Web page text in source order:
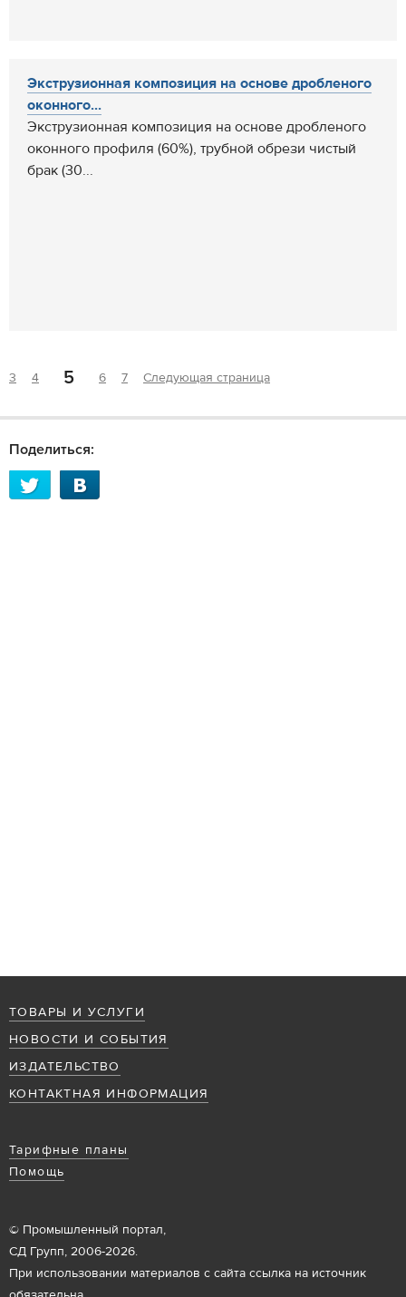
Экструзионная композиция на основе дробленого
оконного...
Экструзионная композиция на основе дробленого
оконного профиля (60%), трубной обрези чистый
брак (30...
3 4 5 6 7 Следующая страница
Поделиться:
ТОВАРЫ И УСЛУГИ
НОВОСТИ И СОБЫТИЯ
ИЗДАТЕЛЬСТВО
КОНТАКТНАЯ ИНФОРМАЦИЯ
Тарифные планы
Помощь
© Промышленный портал,
СД Групп, 2006-2026.
При использовании материалов с сайта ссылка на источник